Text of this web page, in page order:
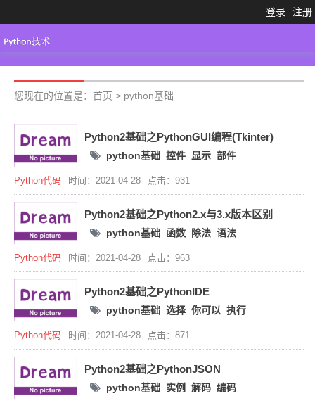
登录 注册
Python3.X 工具大全 Python代码
您现在的位置是： 首页 > python基础
Python2基础之PythonGUI编程(Tkinter)
python基础 控件 显示 部件
Python代码 时间：2021-04-28 点击：931
Python2基础之Python2.x与3​​.x版本区别
python基础 函数 除法 语法
Python代码 时间：2021-04-28 点击：963
Python2基础之PythonIDE
python基础 选择 你可以 执行
Python代码 时间：2021-04-28 点击：871
Python2基础之PythonJSON
python基础 实例 解码 编码